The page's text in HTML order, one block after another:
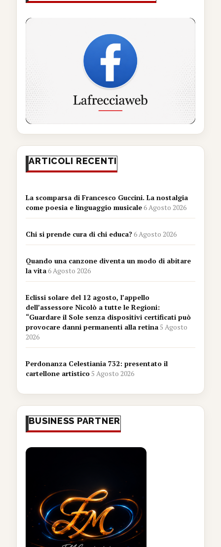
ARTICOLI RECENTI
La scomparsa di Francesco Guccini. La nostalgia
come poesia e linguaggio musicale6 Agosto 2026
Chi si prende cura di chi educa?6 Agosto 2026
Quando una canzone diventa un modo di abitare
la vita6 Agosto 2026
Eclissi solare del 12 agosto, l’appello
dell’assessore Nicolò a tutte le Regioni:
“Guardare il Sole senza dispositivi certificati può
provocare danni permanenti alla retina5 Agosto
2026
Perdonanza Celestiania 732: presentato il
cartellone artistico5 Agosto 2026
BUSINESS PARTNER